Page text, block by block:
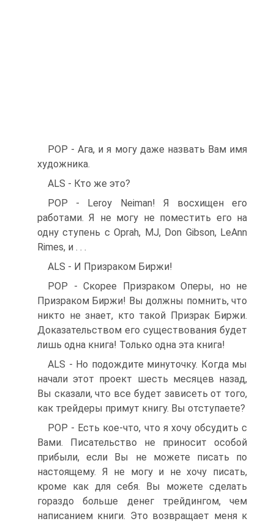
POP - Ага, и я могу даже назвать Вам имя
художника.
ALS - Кто же это?
POP - Leroy Neiman! Я восхищен его
работами. Я не могу не поместить его на
одну ступень с Oprah, MJ, Don Gibson, LeAnn
Rimes, и . . .
ALS - И Призраком Биржи!
POP - Скорее Призраком Оперы, но не
Призраком Биржи! Вы должны помнить, что
никто не знает, кто такой Призрак Биржи.
Доказательством его существования будет
лишь одна книга! Только одна эта книга!
ALS - Но подождите минуточку. Когда мы
начали этот проект шесть месяцев назад,
Вы сказали, что все будет зависеть от того,
как трейдеры примут книгу. Вы отступаете?
POP - Есть кое-что, что я хочу обсудить с
Вами. Писательство не приносит особой
прибыли, если Вы не можете писать по
настоящему. Я не могу и не хочу писать,
кроме как для себя. Вы можете сделать
гораздо больше денег трейдингом, чем
написанием книги. Это возвращает меня к